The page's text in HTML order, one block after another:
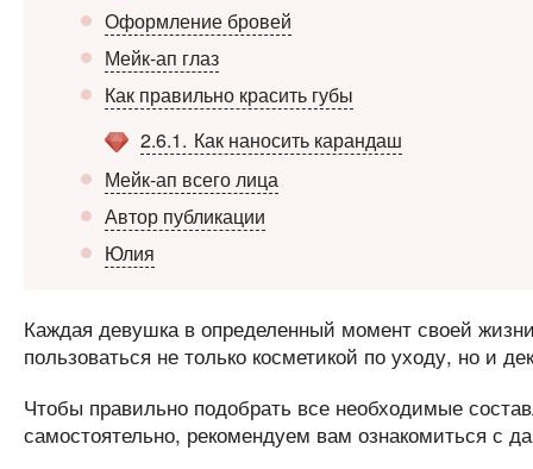
Оформление бровей
Мейк-ап глаз
Как правильно красить губы
2.6.1
Как наносить карандаш
Мейк-ап всего лица
Автор публикации
Юлия
Каждая девушка в определенный момент своей
пользоваться не только косметикой по уходу, но и
Чтобы правильно подобрать все необходимые
самостоятельно, рекомендуем вам ознакомиться с